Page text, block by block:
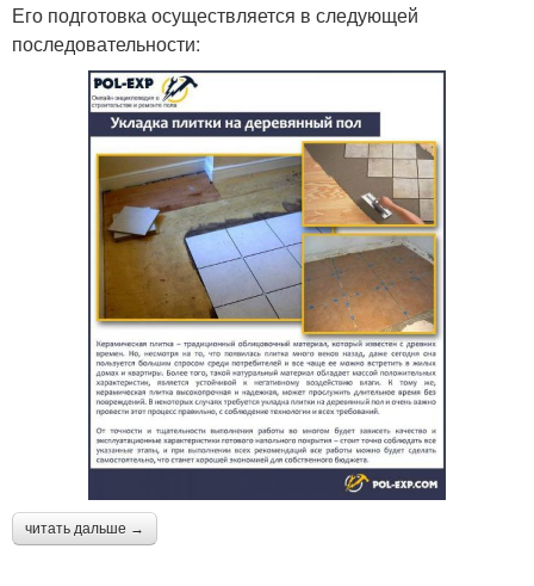
Его подготовка осуществляется в следующей
последовательности:
читать дальше →